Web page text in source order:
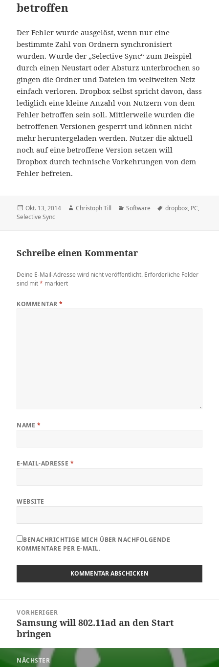
betroffen
Der Fehler wurde ausgelöst, wenn nur eine
bestimmte Zahl von Ordnern synchronisiert
wurden. Wurde der „Selective Sync“ zum Beispiel
durch einen Neustart oder Absturz unterbrochen so
gingen die Ordner und Dateien im weltweiten Netz
einfach verloren. Dropbox selbst spricht davon, dass
lediglich eine kleine Anzahl von Nutzern von dem
Fehler betroffen sein soll. Mittlerweile wurden die
betroffenen Versionen gesperrt und können nicht
mehr heruntergeladen werden. Nutzer die aktuell
noch auf eine betroffene Version setzen will
Dropbox durch technische Vorkehrungen von dem
Fehler befreien.
Veröffentlicht
am
Okt. 13, 2014 Autor
Christoph Till Kategorien
Software Schlagwörter
dropbox, PC,
Selective Sync
Schreibe einen Kommentar
Deine E-Mail-Adresse wird nicht veröffentlicht. Erforderliche Felder
sind mit* markiert
KOMMENTAR*
NAME *
E-MAIL-ADRESSE *
WEBSITE
BENACHRICHTIGE MICH ÜBER NACHFOLGENDE
KOMMENTARE PER E-MAIL.
VORHERIGER
Vorheriger
Beitrag:
Samsung will 802.11ad an den Start
bringen
NÄCHSTER